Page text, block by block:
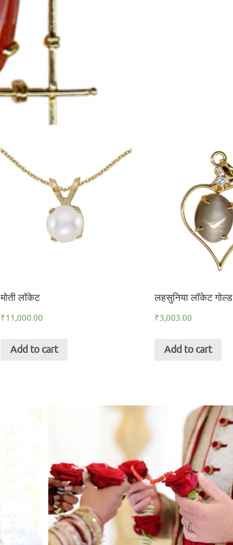
मोती लॉकेट
₹11,000.00
Add to cart
लहसुनिया लॉकेट गोल्ड
₹3,003.00
Add to cart